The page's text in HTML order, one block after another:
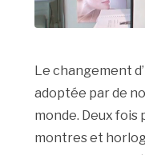
Le changement
adoptée par de
monde. Deux fois
montres et